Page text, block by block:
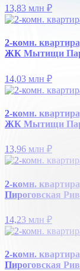
13,83 млн ₽
2-комн.
ЖК Мытищи
14,03 млн ₽
2-комн.
ЖК Мытищи
13,96 млн ₽
2-комн.
Пироговская
14,23 млн ₽
2-комн.
Пироговская